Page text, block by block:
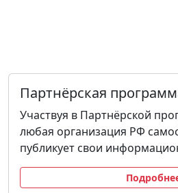
Партнёрская
Участвуя в Партнёрской
любая организация РФ
публикует свои